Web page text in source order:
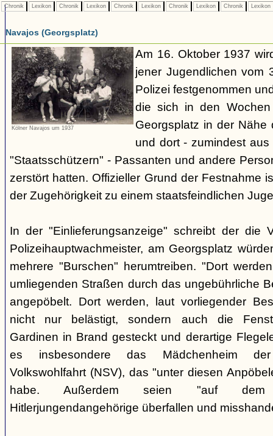
Chronik Lexikon Chronik Lexikon Chronik Lexikon Chronik Lexikon Chronik Lexikon
Navajos (Georgsplatz)
Kölner Navajos um 1937
Am 16. Oktober 1937
jener Jugendlichen vom
Polizei festgenommen
die sich in den
Georgsplatz in der Nähe
und dort - zumindest
"Staatsschützern" - Passanten und andere
zerstört hatten. Offizieller Grund der Festnahme
der Zugehörigkeit zu einem staatsfeindlichen
In der "Einlieferungsanzeige" schreibt der die
Polizeihauptwachmeister, am Georgsplatz
mehrere "Burschen" herumtreiben. "Dort
umliegenden Straßen durch das ungebührliche
angepöbelt. Dort werden, laut vorliegender
nicht nur belästigt, sondern auch die
Gardinen in Brand gesteckt und derartige
es insbesondere das Mädchenheim der
Volkswohlfahrt (NSV), das "unter diesen
habe. Außerdem seien "auf dem
Hitlerjungendangehörige überfallen und